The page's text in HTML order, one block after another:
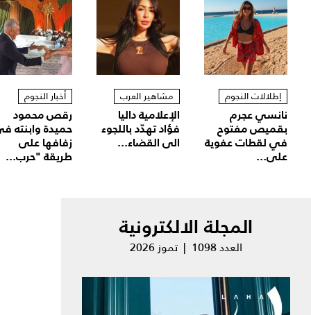
إطلالات النجوم
نانسي عجرم
بقميص مفتوح
في لقطات عفوية
على...
مشاهير العرب
الإعلامية داليا
فؤاد تهدّد باللجوء
الى القضاء...
أخبار النجوم
رقص محمود
حميدة وابنته
زفافها على
طريقة "حرب...
المجلة الالكترونية
العدد 1098 | تموز 2026